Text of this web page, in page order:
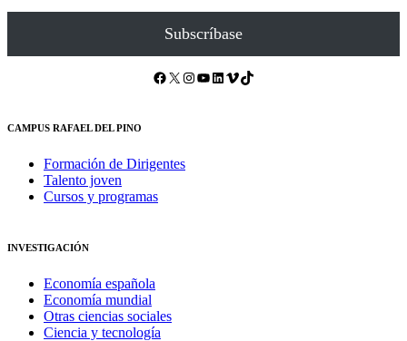
Subscríbase
Facebook X Instagram YouTube LinkedIn Vimeo TikTok
CAMPUS RAFAEL DEL PINO
Formación de Dirigentes
Talento joven
Cursos y programas
INVESTIGACIÓN
Economía española
Economía mundial
Otras ciencias sociales
Ciencia y tecnología